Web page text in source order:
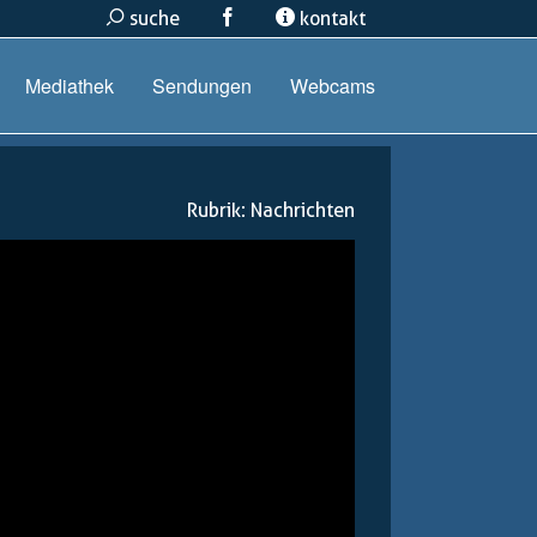
suche kontakt
Mediathek Sendungen Webcams
Rubrik: Nachrichten